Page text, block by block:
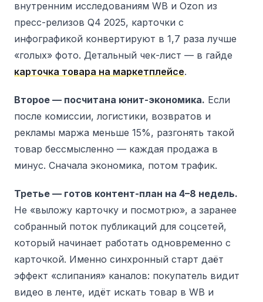
внутренним исследованиям WB и Ozon из
пресс-релизов Q4 2025, карточки с
инфографикой конвертируют в 1,7 раза лучше
«голых» фото. Детальный чек-лист — в гайде
карточка товара на маркетплейсе.
Второе — посчитана юнит-экономика. Если
после комиссии, логистики, возвратов и
рекламы маржа меньше 15%, разгонять такой
товар бессмысленно — каждая продажа в
минус. Сначала экономика, потом трафик.
Третье — готов контент-план на 4–8 недель.
Не «выложу карточку и посмотрю», а заранее
собранный поток публикаций для соцсетей,
который начинает работать одновременно с
карточкой. Именно синхронный старт даёт
эффект «слипания» каналов: покупатель видит
видео в ленте, идёт искать товар в WB и